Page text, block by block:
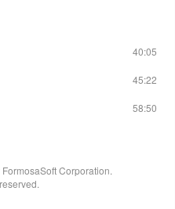
40:05
45:22
58:50
Corporation.